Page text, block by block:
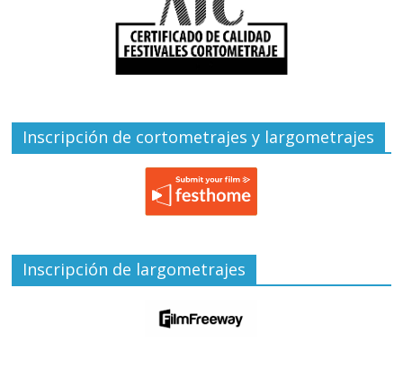
Inscripción de cortometrajes y largometrajes
Inscripción de largometrajes